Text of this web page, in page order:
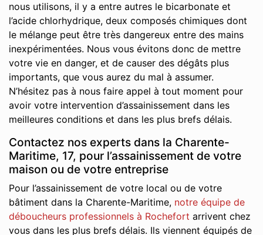
nous utilisons, il y a entre autres le bicarbonate et
l’acide chlorhydrique, deux composés chimiques dont
le mélange peut être très dangereux entre des mains
inexpérimentées. Nous vous évitons donc de mettre
votre vie en danger, et de causer des dégâts plus
importants, que vous aurez du mal à assumer.
N’hésitez pas à nous faire appel à tout moment pour
avoir votre intervention d’assainissement dans les
meilleures conditions et dans les plus brefs délais.
Contactez nos experts dans la Charente-
Maritime, 17, pour l’assainissement de votre
maison ou de votre entreprise
Pour l’assainissement de votre local ou de votre
bâtiment dans la Charente-Maritime, notre équipe de
déboucheurs professionnels à Rochefort arrivent chez
vous dans les plus brefs délais. Ils viennent équipés de